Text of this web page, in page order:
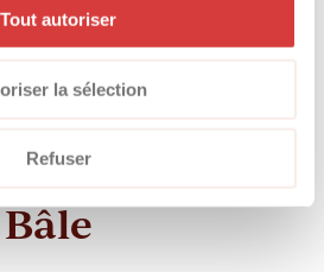
Tout autoriser
la sélection
Refuser
situation. Vos besoins et
de nos préoccupations. Nous
et vous soutenons
joindre